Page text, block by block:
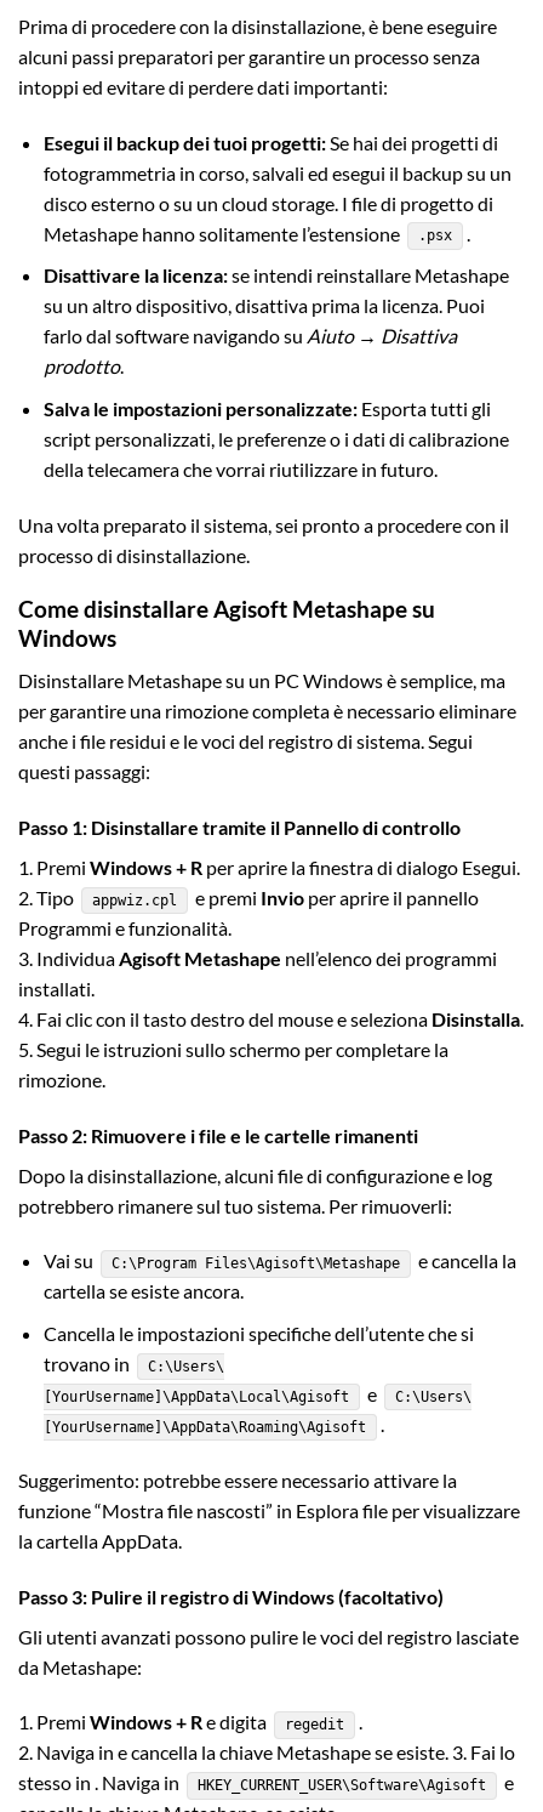
Prima di procedere con la disinstallazione, è bene eseguire
alcuni passi preparatori per garantire un processo senza
intoppi ed evitare di perdere dati importanti:
Esegui il backup dei tuoi progetti:Se hai dei progetti di
fotogrammetria in corso, salvali ed esegui il backup su un
disco esterno o su un cloud storage. I file di progetto di
Metashape hanno solitamente l’estensione
.psx
Disattivare la licenza:se intendi reinstallare Metashape
su un altro dispositivo, disattiva prima la licenza. Puoi
farlo dal software navigando su Aiuto → Disattiva
prodotto.
Salva le impostazioni personalizzate:Esporta tutti gli
script personalizzati, le preferenze o i dati di calibrazione
della telecamera che vorrai riutilizzare in futuro.
Una volta preparato il sistema, sei pronto a procedere con il
processo di disinstallazione.
Come disinstallare Agisoft Metashape su
Windows
Disinstallare Metashape su un PC Windows è semplice, ma
per garantire una rimozione completa è necessario eliminare
anche i file residui e le voci del registro di sistema. Segui
questi passaggi:
Passo 1: Disinstallare tramite il Pannello di controllo
1. Premi Windows + R per aprire la finestra di dialogo Esegui.
2. Tipo
appwiz.cpl e premi Invio per aprire il pannello
Programmi e funzionalità.
3. Individua Agisoft Metashape nell’elenco dei programmi
installati.
4. Fai clic con il tasto destro del mouse e seleziona Disinstalla
5. Segui le istruzioni sullo schermo per completare la
rimozione.
Passo 2: Rimuovere i file e le cartelle rimanenti
Dopo la disinstallazione, alcuni file di configurazione e log
potrebbero rimanere sul tuo sistema. Per rimuoverli:
Vai su C:\Program Files\Agisoft\Metashape
e cancella la
cartella se esiste ancora.
Cancella le impostazioni specifiche dell’utente che si
trovano in
C:\Users\
[YourUsername]\AppData\Local\Agisoft
e
C:\Users\
[YourUsername]\AppData\Roaming\Agisoft
.
Suggerimento: potrebbe essere necessario attivare la
funzione “Mostra file nascosti” in Esplora file per visualizzare
la cartella AppData.
Passo 3: Pulire il registro di Windows (facoltativo)
Gli utenti avanzati possono pulire le voci del registro lasciate
da Metashape:
1. Premi Windows + Re digita regedit
.
2. Naviga in e cancella la chiave Metashape se esiste. 3. Fai lo
stesso in . Naviga in
HKEY_CURRENT_USER\Software\Agisoft
e